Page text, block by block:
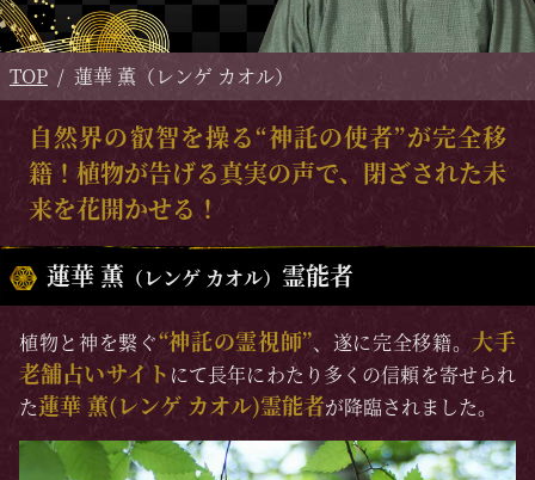
TOP 蓮華 薫（レンゲ カオル）
自然界の叡智を操る“神託の使者”が完全移
籍！植物が告げる真実の声で、閉ざされた未
来を花開かせる！
蓮華 薫 （レンゲ カオル） 霊能者
植物と神を繋ぐ“神託の霊視師”、遂に完全移籍。 大手
老舗占いサイト にて長年にわたり多くの信頼を寄せられ
た蓮華 薫(レンゲ カオル)霊能者が降臨されました。